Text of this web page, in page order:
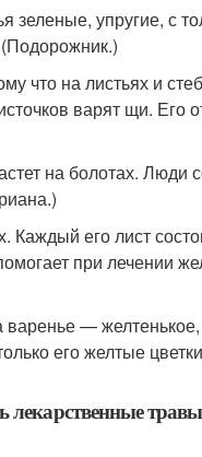
зеленые, упругие, с
что на листьях и
варят щи. Его
на болотах. Люди
его лист
при лечении
—
его желтые
лекарственные